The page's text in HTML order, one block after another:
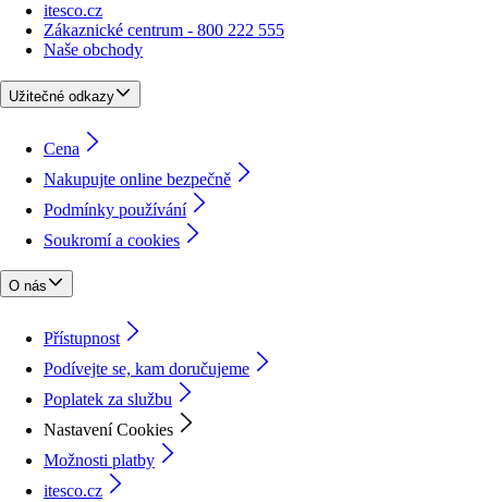
itesco.cz
Zákaznické centrum - 800 222 555
Naše obchody
Užitečné odkazy
Cena
Nakupujte online bezpečně
Podmínky používání
Soukromí a cookies
O nás
Přístupnost
Podívejte se, kam doručujeme
Poplatek za službu
Nastavení Cookies
Možnosti platby
itesco.cz